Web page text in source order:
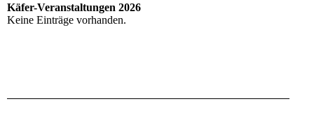
Käfer-Veranstaltungen 2026
Keine Einträge vorhanden.